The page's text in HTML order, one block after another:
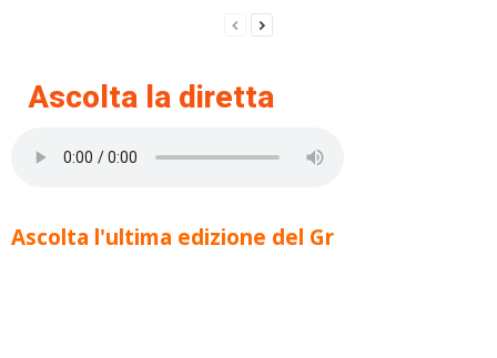
Ascolta la diretta
Ascolta l'ultima edizione del Gr